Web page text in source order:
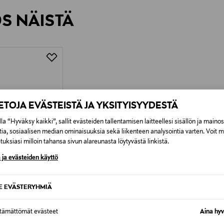
EVÄSTEISTÄ JA YKSITYISYYDESTÄ
“Hyväksy kaikki”, sallit evästeiden tallentamisen laitteellesi sisällön ja
sosiaalisen median ominaisuuksia sekä liikenteen analysointia varten. Voit
milloin tahansa sivun alareunasta löytyvästä linkistä.
ja evästeiden käyttö
EVÄSTERYHMIÄ
evästeet Aina
NÄISTÄ